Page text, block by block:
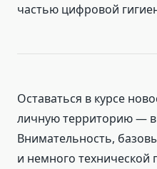
частью цифровой
Оставаться в курсе
личную территорию —
Внимательность,
и немного